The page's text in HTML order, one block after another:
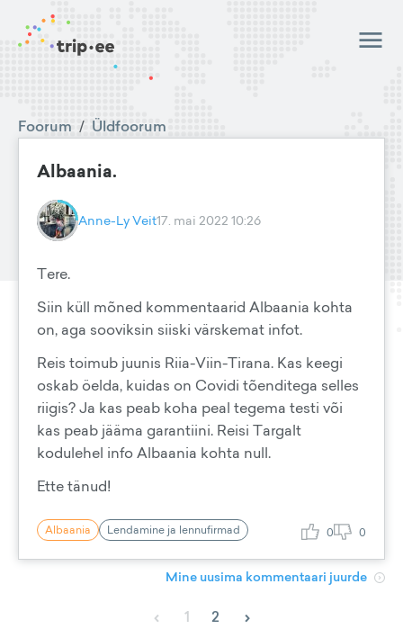
Foorum / Üldfoorum
Albaania.
Anne-Ly Veit17. mai 2022 10:26
Tere.
Siin küll mõned kommentaarid Albaania kohta
on, aga sooviksin siiski värskemat infot.
Reis toimub juunis Riia-Viin-Tirana. Kas keegi
oskab öelda, kuidas on Covidi tõenditega selles
riigis? Ja kas peab koha peal tegema testi või
kas peab jääma garantiini. Reisi Targalt
kodulehel info Albaania kohta null.
Ette tänud!
Albaania Lendamine ja lennufirmad 0 0
Mine uusima kommentaari juurde
‹ 1 2 ›